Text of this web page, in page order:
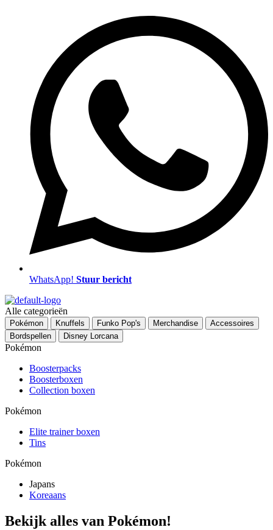
WhatsApp! Stuur bericht
Menu
Alle categorieën
Pokémon Knuffels Funko Pop's Merchandise
Accessoires
Bordspellen
Disney Lorcana
Pokémon
Boosterpacks
Boosterboxen
Collection boxen
Pokémon
Elite trainer boxen
Tins
Pokémon
Japans
Koreaans
Bekijk alles van Pokémon!